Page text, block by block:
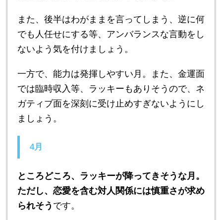
また、後半はわがままを言ってしまう、逆に何
でも人任せにする等、アンバランスな言動をし
ないよう気を付けましょう。
一方で、能力は発揮しやすい月。また、金運面
では臨時収入等、ラッキーもありそうので、ネ
ガティブ面を深刻に受け止めすぎないようにし
ましょう。
4月
ところどころ、ラッキーが降ってきそうな月。
ただし、恋愛を含む対人関係には慎重さが求め
られそう です。